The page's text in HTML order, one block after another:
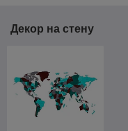
Декор на стену